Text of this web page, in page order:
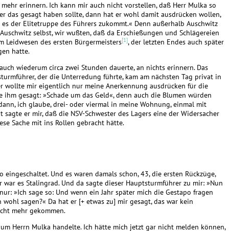
erinnern. Ich kann mir auch nicht vorstellen, daß Herr Mulka so
das gesagt haben sollte, dann hat er wohl damit ausdrücken wollen,
der Elitetruppe des Führers zukommt.« Denn außerhalb Auschwitz
selbst, wir wußten, daß da Erschießungen und Schlägereien
Leidwesen des ersten Bürgermeisters[1], der letzten Endes auch später
hatte.
wiederum circa zwei Stunden dauerte, an nichts erinnern. Das
der die Unterredung führte, kam am nächsten Tag privat in
wollte mir eigentlich nur meine Anerkennung ausdrücken für die
gesagt: »Schade um das Geld«, denn auch die Blumen würden
ich glaube, drei- oder viermal in meine Wohnung, einmal mit
er mir, daß die NSV-Schwester des Lagers eine der Widersacher
Sache mit ins Rollen gebracht hätte.
Und es waren damals schon, 43, die ersten Rückzüge,
es Stalingrad. Und da sagte dieser Hauptsturmführer zu mir: »Nun
»Ich sage so: Und wenn ein Jahr später mich die Gestapo fragen
sagen?« Da hat er [+ etwas zu] mir gesagt, das war kein
mehr gekommen.
Herrn Mulka handelte. Ich hätte mich jetzt gar nicht melden können,